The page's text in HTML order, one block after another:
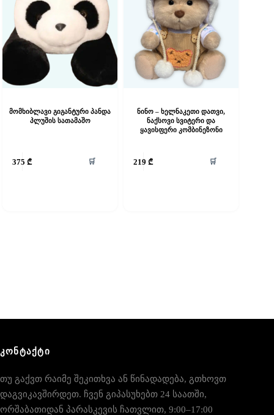
მომხიბლავი გიგანტური პანდა
პლუშის სათამაშო
375₾ 🛒
ნინო – ხელნაკეთი დათვი,
ნაქსოვი სვიტერი და
ყავისფერი კომბინეზონი
219₾ 🛒
ᲙᲝᲜᲢᲐᲥᲢᲘ
თუ გაქვთ რაიმე შეკითხვა ან წინადადება, გთხოვთ
დაგვიკავშირდეთ. ჩვენ გიპასუხებთ 24 საათში,
ორშაბათიდან პარასკევის ჩათვლით, 9:00–17:00